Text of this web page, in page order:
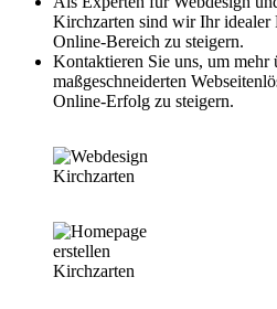
Kirchzarten sind wir Ihr idealer
Online-Bereich zu steigern.
Kontaktieren Sie uns, um mehr
maßgeschneiderten
Online-Erfolg zu steigern.